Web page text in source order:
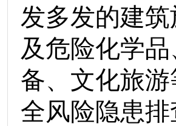
发多发的建
及危险化学
备、文化旅
全风险隐患